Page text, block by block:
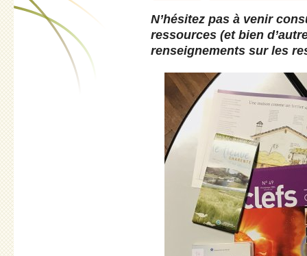
N’hésitez pas à venir
ressources (et bien
renseignements sur les